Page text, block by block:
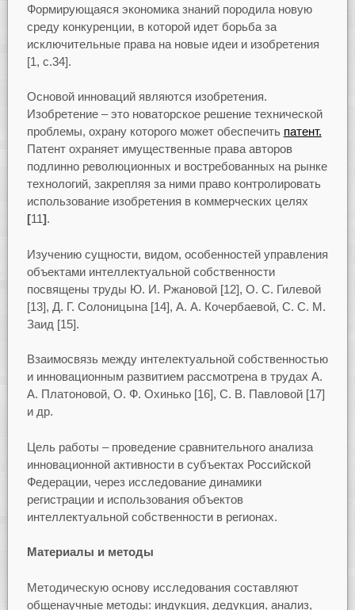
Формирующаяся экономика знаний породила новую
среду конкуренции, в которой идет борьба за
исключительные права на новые идеи и изобретения
[1, с.34].
Основой инноваций являются изобретения.
Изобретение – это новаторское решение технической
проблемы, охрану которого может обеспечить патент.
Патент охраняет имущественные права авторов
подлинно революционных и востребованных на рынке
технологий, закрепляя за ними право контролировать
использование изобретения в коммерческих целях
[11].
Изучению сущности, видом, особенностей управления
объектами интеллектуальной собственности
посвящены труды Ю. И. Ржановой [12], О. С. Гилевой
[13], Д. Г. Солоницына [14], А. А. Кочербаевой, С. С. М.
Заид [15].
Взаимосвязь между интелектуальной собственностью
и инновационным развитием рассмотрена в трудах А.
А. Платоновой, О. Ф. Охинько [16], С. В. Павловой [17]
и др.
Цель работы – проведение сравнительного анализа
инновационной активности в субъектах Российской
Федерации, через исследование динамики
регистрации и использования объектов
интеллектуальной собственности в регионах.
Материалы и методы
Методическую основу исследования составляют
общенаучные методы: индукция, дедукция, анализ,